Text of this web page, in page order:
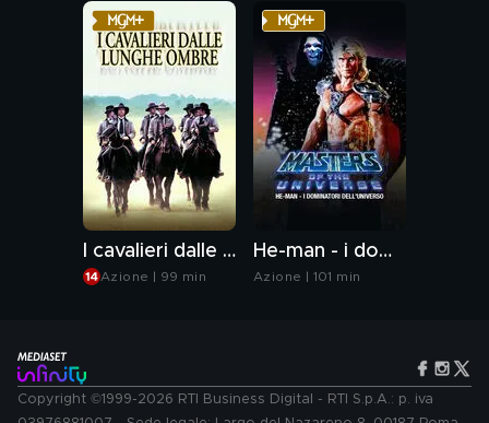
I cavalieri dalle lunghe ombre
Azione | 99 min
He-man - i dominatori dell'universo
Azione | 101 min
Copyright ©1999-2026 RTI Business Digital - RTI S.p.A.: p. iva